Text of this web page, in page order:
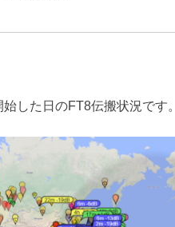
した日のFT8伝搬状況です。